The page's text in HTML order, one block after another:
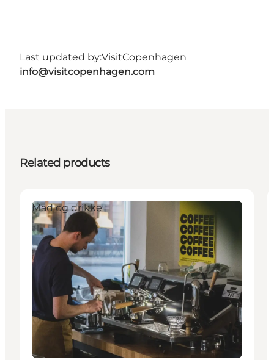
Last updated by:VisitCopenhagen
info@visitcopenhagen.com
Related products
Mad og drikke